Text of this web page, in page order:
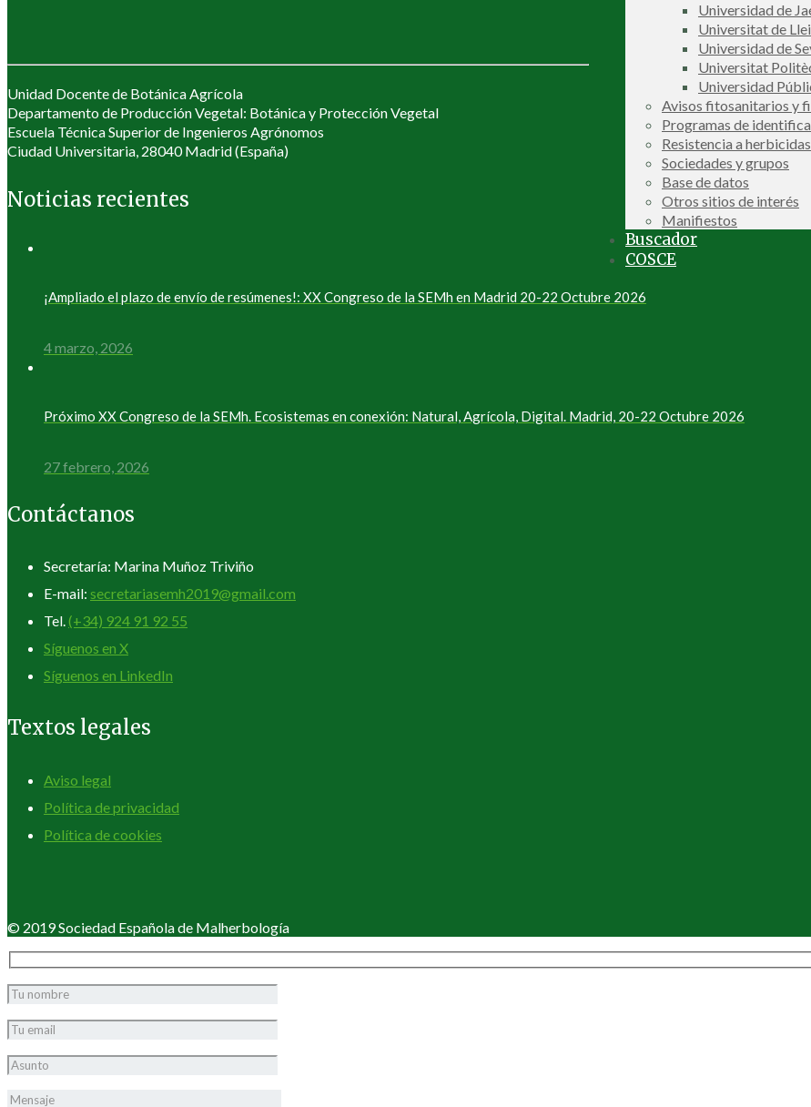
Universidad de
Universitat de
Universidad de
Universitat
Universidad
Avisos fitosanitarios y
Programas de
Resistencia a herbicidas
Sociedades y grupos
Base de datos
Otros sitios de interés
Manifiestos
Buscador
COSCE
Unidad Docente de Botánica Agrícola
Departamento de Producción Vegetal: Botánica y Protección Vegetal
Escuela Técnica Superior de Ingenieros Agrónomos
Ciudad Universitaria, 28040 Madrid (España)
Noticias recientes
¡Ampliado el plazo de envío de resúmenes!: XX Congreso de la SEMh en Madrid 20-22 Octubre 2026
4 marzo, 2026
Próximo XX Congreso de la SEMh. Ecosistemas en conexión: Natural, Agrícola, Digital. Madrid, 20-22 Octubre 2026
27 febrero, 2026
Contáctanos
Secretaría: Marina Muñoz Triviño
E-mail: secretariasemh2019@gmail.com
Tel. (+34) 924 91 92 55
Síguenos en X
Síguenos en LinkedIn
Textos legales
Aviso legal
Política de privacidad
Política de cookies
© 2019 Sociedad Española de Malherbología